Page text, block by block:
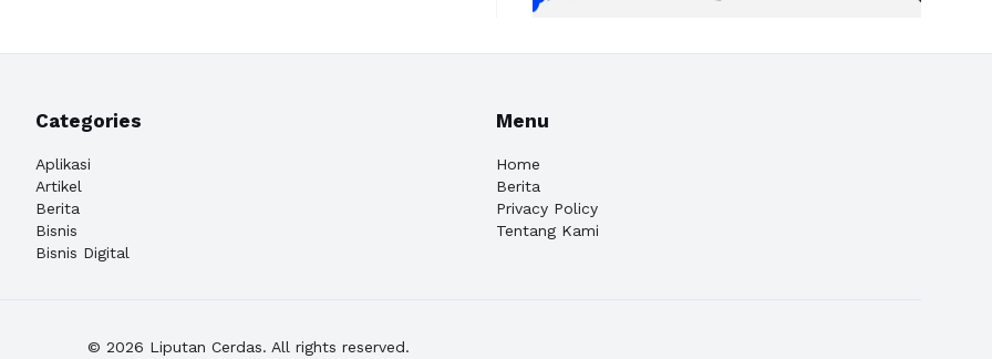
Categories
Aplikasi
Artikel
Berita
Bisnis
Bisnis Digital
Menu
Home
Berita
Privacy Policy
Tentang Kami
© 2026 Liputan Cerdas. All rights reserved.